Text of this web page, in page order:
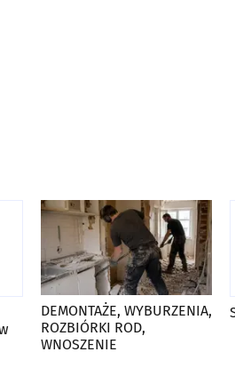
DEMONTAŻE, WYBURZENIA,
ROZBIÓRKI ROD,
WNOSZENIE